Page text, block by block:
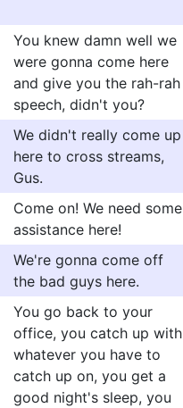
You knew damn well we
were gonna come here
and give you the rah-rah
speech, didn't you?
We didn't really come up
here to cross streams,
Gus.
Come on! We need some
assistance here!
We're gonna come off
the bad guys here.
You go back to your
office, you catch up with
whatever you have to
catch up on, you get a
good night's sleep, you